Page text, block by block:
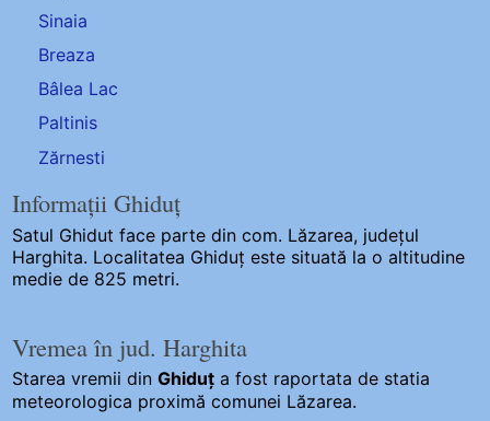
Sinaia
Breaza
Bâlea Lac
Paltinis
Zărnesti
Informații Ghiduț
Satul Ghidut face parte din com. Lăzarea, județul
Harghita. Localitatea Ghiduț este situată la o altitudine
medie de 825 metri.
Vremea în jud. Harghita
Starea vremii dinGhiduț a fost raportata de statia
meteorologica proximă comunei Lăzarea.